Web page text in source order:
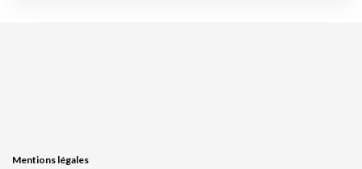
Mentions légales